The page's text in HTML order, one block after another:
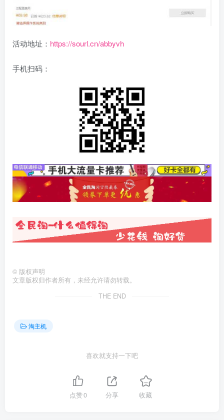
活动地址： https://sourl.cn/abbyvh
手机扫码：
© 版权声明
文章版权归作者所有，未经允许请勿转载。
THE END
淘主机
喜欢就支持一下吧
点赞0 分享 收藏